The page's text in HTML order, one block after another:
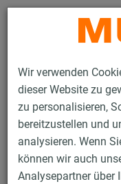
Wir verwenden
dieser Website zu
zu personalisieren,
bereitzustellen und
analysieren. Wenn
können wir auch
Analysepartner über
Produkte